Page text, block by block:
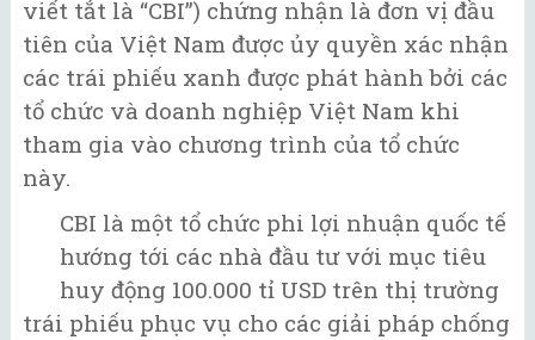
viết tắt là “CBI”) chứng nhận là đơn vị đầu
tiên của Việt Nam được ủy quyền xác nhận
các trái phiếu xanh được phát hành bởi các
tổ chức và doanh nghiệp Việt Nam khi
tham gia vào chương trình của tổ chức
này.
CBI là một tổ chức phi lợi nhuận quốc tế
hướng tới các nhà đầu tư với mục tiêu
huy động 100.000 tỉ USD trên thị trường
trái phiếu phục vụ cho các giải pháp chống